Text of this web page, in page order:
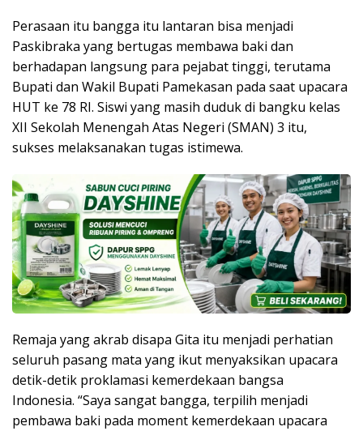
Perasaan itu bangga itu lantaran bisa menjadi
Paskibraka yang bertugas membawa baki dan
berhadapan langsung para pejabat tinggi, terutama
Bupati dan Wakil Bupati Pamekasan pada saat upacara
HUT ke 78 RI. Siswi yang masih duduk di bangku kelas
XII Sekolah Menengah Atas Negeri (SMAN) 3 itu,
sukses melaksanakan tugas istimewa.
Remaja yang akrab disapa Gita itu menjadi perhatian
seluruh pasang mata yang ikut menyaksikan upacara
detik-detik proklamasi kemerdekaan bangsa
Indonesia. “Saya sangat bangga, terpilih menjadi
pembawa baki pada moment kemerdekaan upacara